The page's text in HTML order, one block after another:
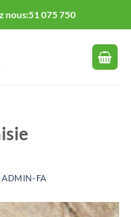
nous:51 075 750
ADMIN-FA